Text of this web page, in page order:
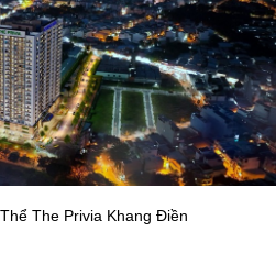
The Privia Khang Điền